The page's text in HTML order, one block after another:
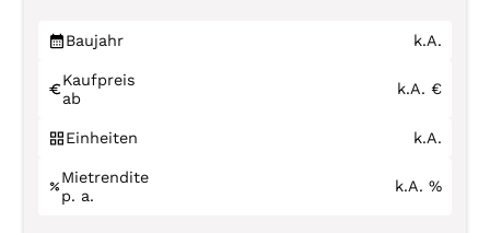
Baujahr k.A.
Kaufpreis
ab
k.A. €
Einheiten k.A.
Mietrendite
p. a.
k.A. %